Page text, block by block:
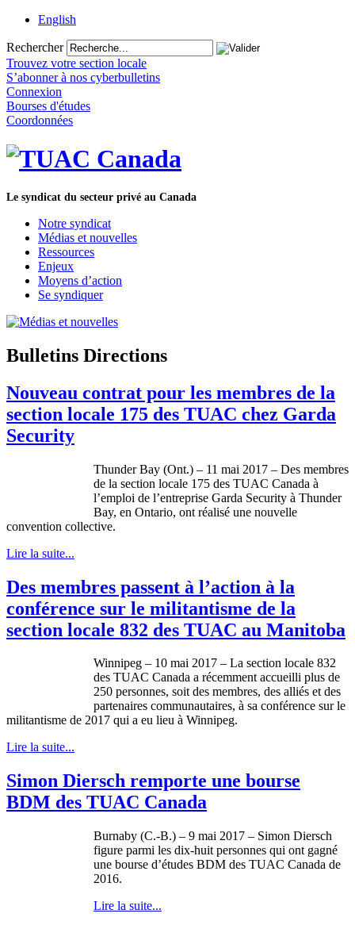
English
Rechercher
Trouvez votre section locale
S’abonner à nos cyberbulletins
Connexion
Bourses d'études
Coordonnées
Le syndicat du secteur privé au Canada
Notre syndicat
Médias et nouvelles
Ressources
Enjeux
Moyens d’action
Se syndiquer
Bulletins Directions
Nouveau contrat pour les membres de la
section locale 175 des TUAC chez Garda
Security
Thunder Bay (Ont.) – 11 mai 2017 – Des membres
de la section locale 175 des TUAC Canada à
l’emploi de l’entreprise Garda Security à Thunder
Bay, en Ontario, ont réalisé une nouvelle
convention collective.
Lire la suite...
Des membres passent à l’action à la
conférence sur le militantisme de la
section locale 832 des TUAC au Manitoba
Winnipeg – 10 mai 2017 – La section locale 832
des TUAC Canada a récemment accueilli plus de
250 personnes, soit des membres, des alliés et des
partenaires communautaires, à sa conférence sur le
militantisme de 2017 qui a eu lieu à Winnipeg.
Lire la suite...
Simon Diersch remporte une bourse
BDM des TUAC Canada
Burnaby (C.-B.) – 9 mai 2017 – Simon Diersch
figure parmi les dix-huit personnes qui ont gagné
une bourse d’études BDM des TUAC Canada de
2016.
Lire la suite...